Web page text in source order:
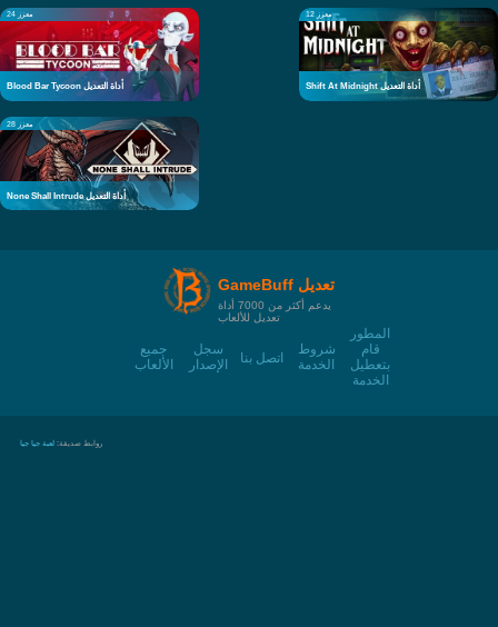
معزز 24
Blood Bar Tycoon أداة التعديل
معزز 12
Shift At Midnight أداة التعديل
معزز 28
None Shall Intrude أداة التعديل
GameBuff تعديل
يدعم أكثر من 7000 أداة
تعديل للألعاب
جميع
الألعاب
سجل
الإصدار
اتصل بنا
شروط
الخدمة
المطور
قام
بتعطيل
الخدمة
روابط صديقة:لعبة جيا جيا